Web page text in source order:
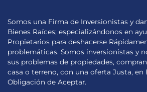
Somos una Firma de Inversionistas y
Bienes Raíces; especializándonos en
Propietarios para deshacerse
problemáticas. Somos inversionistas y
sus problemas de propiedades,
casa o terreno, con una oferta Justa, en
Obligación de Aceptar.